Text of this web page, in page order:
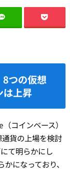
つの仮想
は上昇
コインベース）
貨の上場を検討
て明らかにし
になっており、